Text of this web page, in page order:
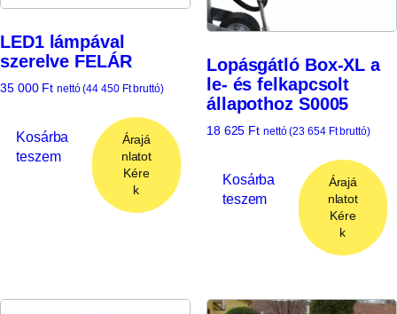
LED1 lámpával
szerelve FELÁR
35 000 Ft nettó (44 450 Ftbruttó)
Kosárba
teszem
Árajá
nlatot
Kére
k
Lopásgátló Box-XL a
le- és felkapcsolt
állapothoz S0005
18 625 Ft nettó (23 654 Ftbruttó)
Kosárba
teszem
Árajá
nlatot
Kére
k